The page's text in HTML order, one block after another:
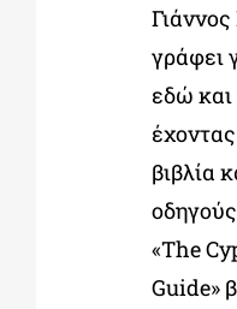
γράφει
εδώ και
βιβλία
«The
Guide»